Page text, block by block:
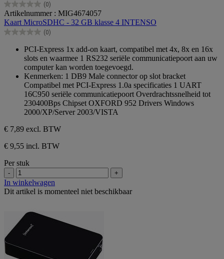
(0)
0.0
van
de
5
Artikelnummer : MIG4674057
Kaart MicroSDHC - 32 GB klasse 4 INTENSO
(0)
0.0
sterren.
PCI-Express 1x add-on kaart, compatibel met 4x, 8x en 16x
slots en waarmee 1 RS232 seriële communicatiepoort aan uw
computer kan worden toegevoegd.
Kenmerken: 1 DB9 Male connector op slot bracket
Compatibel met PCI-Express 1.0a specificaties 1 UART
16C950 seriële communicatiepoort Overdrachtssnelheid tot
230400Bps Chipset OXFORD 952 Drivers Windows
2000/XP/Server 2003/VISTA
€ 7,89 excl. BTW
€ 9,55 incl. BTW
Per stuk
- +
In winkelwagen
Dit artikel is momenteel niet beschikbaar